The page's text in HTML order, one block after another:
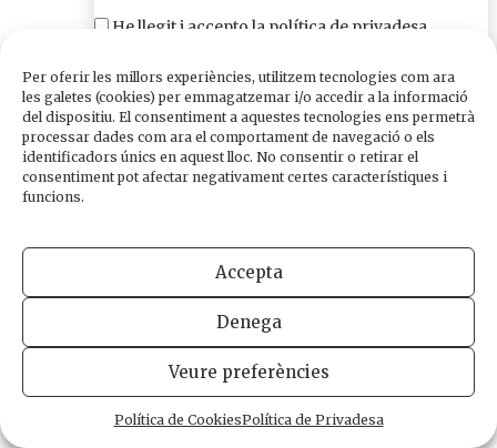
Per oferir les millors experiències, utilitzem tecnologies com ara
les galetes (cookies) per emmagatzemar i/o accedir a la informació
del dispositiu. El consentiment a aquestes tecnologies ens permetrà
processar dades com ara el comportament de navegació o els
identificadors únics en aquest lloc. No consentir o retirar el
consentiment pot afectar negativament certes característiques i
funcions.
Accepta
Denega
Veure preferències
Política de CookiesPolítica de Privadesa
Edicions de 1984
08010 Barcelona
Tel.933 003 271
Fax 934 854 375
1984@edicions1984.cat
INFORMACIÓ LEGAL POLÍTICA DE PRIVADESA POLÍTICA DE COOKIES
DISSENY WEB
He llegit i accepto la política de privadesa